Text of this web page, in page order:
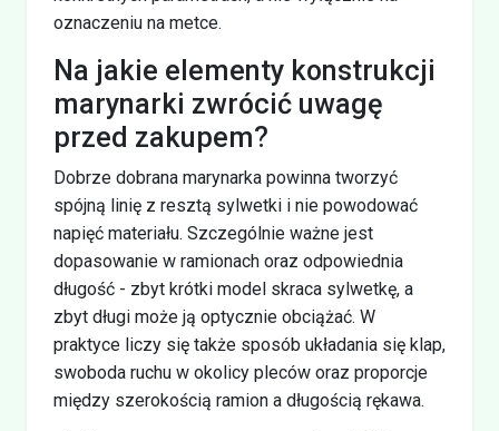
oznaczeniu na metce.
Na jakie elementy konstrukcji
marynarki zwrócić uwagę
przed zakupem?
Dobrze dobrana marynarka powinna tworzyć
spójną linię z resztą sylwetki i nie powodować
napięć materiału. Szczególnie ważne jest
dopasowanie w ramionach oraz odpowiednia
długość - zbyt krótki model skraca sylwetkę, a
zbyt długi może ją optycznie obciążać. W
praktyce liczy się także sposób układania się klap,
swoboda ruchu w okolicy pleców oraz proporcje
między szerokością ramion a długością rękawa.